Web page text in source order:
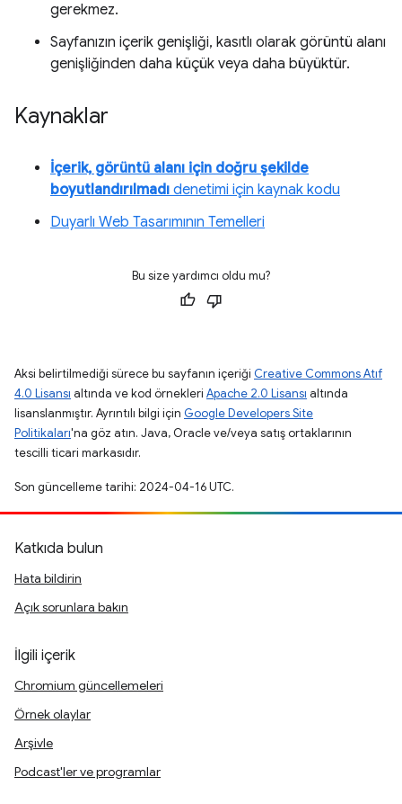
gerekmez.
Sayfanızın içerik genişliği, kasıtlı olarak görüntü alanı
genişliğinden daha küçük veya daha büyüktür.
Kaynaklar
İçerik, görüntü alanı için doğru şekilde
boyutlandırılmadı denetimi için kaynak kodu
Duyarlı Web Tasarımının Temelleri
Bu size yardımcı oldu mu?
Aksi belirtilmediği sürece bu sayfanın içeriği Creative Commons Atıf
4.0 Lisansı altında ve kod örnekleri Apache 2.0 Lisansı altında
lisanslanmıştır. Ayrıntılı bilgi için Google Developers Site
Politikaları'na göz atın. Java, Oracle ve/veya satış ortaklarının
tescilli ticari markasıdır.
Son güncelleme tarihi: 2024-04-16 UTC.
Katkıda bulun
Hata bildirin
Açık sorunlara bakın
İlgili içerik
Chromium güncellemeleri
Örnek olaylar
Arşivle
Podcast'ler ve programlar